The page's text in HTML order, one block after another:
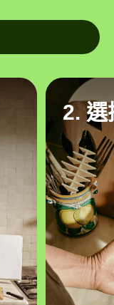
2. 選